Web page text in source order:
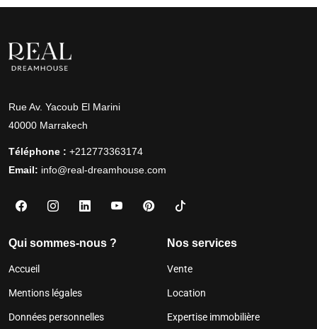
Rue Av. Yacoub El Marini
40000 Marrakech
Téléphone : +212773363174
Email: info@real-dreamhouse.com
Qui sommes-nous ?
Accueil
Mentions légales
Données personnelles
Nos services
Vente
Location
Expertise immobilière